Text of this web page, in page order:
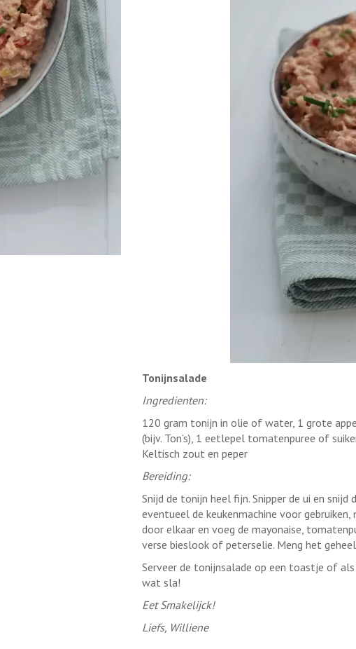
Tonijnsalade
Ingredienten:
120 gram tonijn in olie of water, 1 grote
(bijv. Ton’s), 1 eetlepel tomatenpuree of
Keltisch zout en peper
Bereiding:
Snijd de tonijn heel fijn. Snipper de ui en
eventueel de keukenmachine voor
door elkaar en voeg de mayonaise,
verse bieslook of peterselie. Meng het
Serveer de tonijnsalade op een toastje of
wat sla!
Eet Smakelijck!
Liefs, Williene